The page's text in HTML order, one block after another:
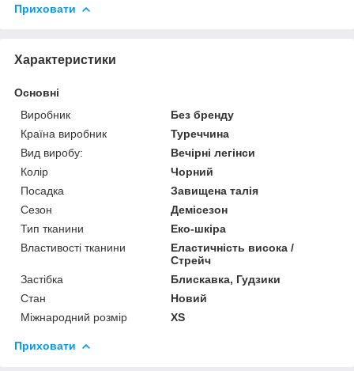
Приховати
Характеристики
Основні
Виробник
Без бренду
Країна виробник
Туреччина
Вид виробу:
Вечірні легінси
Колір
Чорний
Посадка
Завищена талія
Сезон
Демісезон
Тип тканини
Еко-шкіра
Властивості тканини
Еластичність висока /
Стрейч
Застібка
Блискавка, Гудзики
Стан
Новий
Міжнародний розмір
XS
Приховати